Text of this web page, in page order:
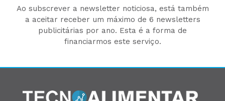
Ao subscrever a newsletter noticiosa, está também
a aceitar receber um máximo de 6 newsletters
publicitárias por ano. Esta é a forma de
financiarmos este serviço.